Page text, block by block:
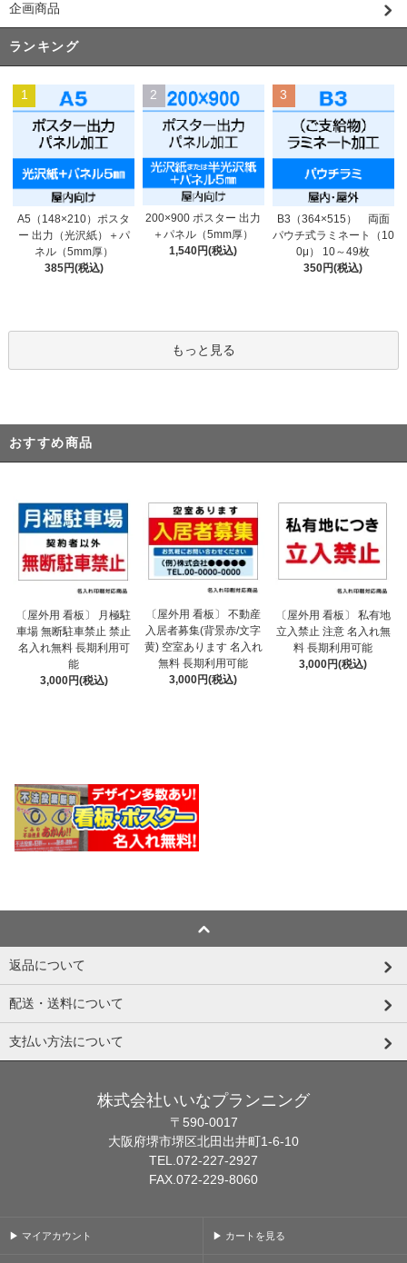
企画商品
ランキング
1
A5（148×210）ポスタ
ー 出力（光沢紙）＋パ
ネル（5mm厚）
385円(税込)
2
200×900 ポスター 出力
＋パネル（5mm厚）
1,540円(税込)
3
B3（364×515） 両面
パウチ式ラミネート（10
0μ） 10～49枚
350円(税込)
もっと見る
おすすめ商品
〔屋外用 看板〕 月極駐
車場 無断駐車禁止 禁止
名入れ無料 長期利用可
能
3,000円(税込)
〔屋外用 看板〕 不動産
入居者募集(背景赤/文字
黄) 空室あります 名入れ
無料 長期利用可能
3,000円(税込)
〔屋外用 看板〕 私有地
立入禁止 注意 名入れ無
料 長期利用可能
3,000円(税込)
返品について
配送・送料について
支払い方法について
株式会社いいなプランニング
〒590-0017
大阪府堺市堺区北田出井町1-6-10
TEL.072-227-2927
FAX.072-229-8060
▶ マイアカウント ▶ カートを見る